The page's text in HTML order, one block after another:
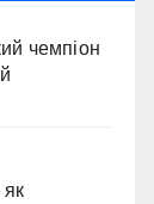
чемпіон